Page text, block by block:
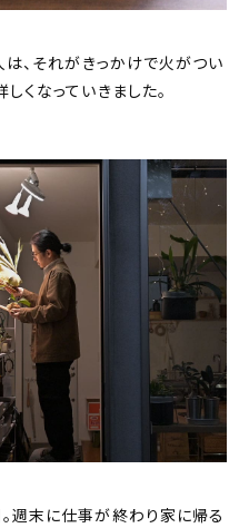
は、それがきっかけで火がつい
くなっていきました。
週末に仕事が終わり家に帰る